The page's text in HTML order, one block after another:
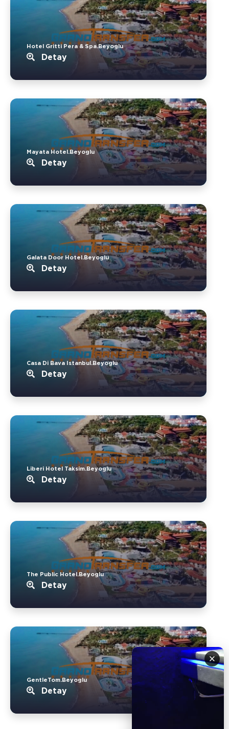
×
Hotel Gritti Pera & Spa.Beyoglu
Detay
Mayata Hotel.Beyoglu
Detay
Galata Door Hotel.Beyoglu
Detay
Casa Di Bava Istanbul.Beyoglu
Detay
Liberi Hotel Taksim.Beyoglu
Detay
The Public Hotel.Beyoglu
Detay
GentleTom.Beyoglu
Detay